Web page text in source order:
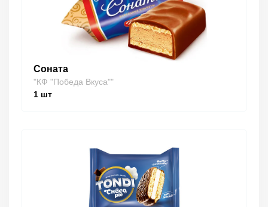
Соната
"КФ "Победа Вкуса""
1 шт